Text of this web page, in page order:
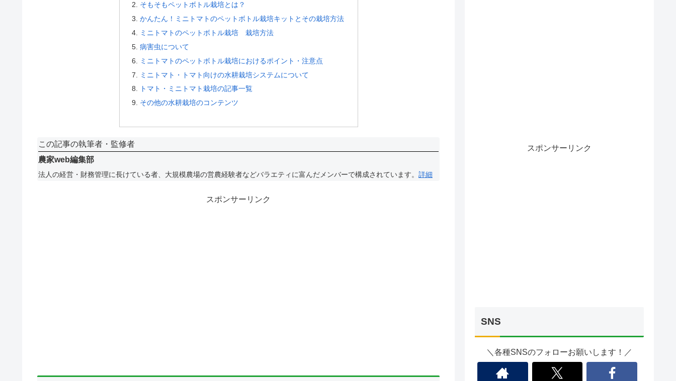
そもそもペットボトル栽培とは？
かんたん！ミニトマトのペットボトル栽培キットとその栽培方法
ミニトマトのペットボトル栽培 栽培方法
病害虫について
ミニトマトのペットボトル栽培におけるポイント・注意点
ミニトマト・トマト向けの水耕栽培システムについて
トマト・ミニトマト栽培の記事一覧
その他の水耕栽培のコンテンツ
この記事の執筆者・監修者
農家web編集部
法人の経営・財務管理に長けている者、大規模農場の営農経験者などバラエティに富んだメンバーで構成されています。 詳細
スポンサーリンク
スポンサーリンク
SNS
＼各種SNSのフォローお願いします！／